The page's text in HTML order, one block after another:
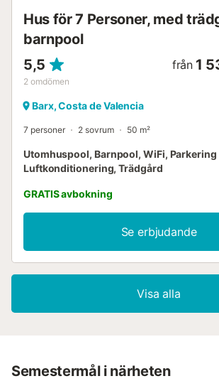
Hus för 7 Personer, med
barnpool
5,5
2 omdömen
från 1
Barx, Costa de Valencia
7 personer 2 sovrum 50 m²
Utomhuspool, Barnpool, WiFi, Parkering
Luftkonditionering, Trädgård
GRATIS avbokning
Se erbjudande
Visa alla
Semestermål i närheten